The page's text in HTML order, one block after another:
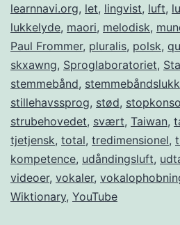
learnnavi.org, let, lingvist, luft,
lukkelyde, maori, melodisk,
Paul Frommer, pluralis, polsk,
skxawng, Sproglaboratoriet,
stemmebånd,
stillehavssprog, stød,
strubehovedet, svært, Taiwan,
tjetjensk, total, tredimensionel,
kompetence, udåndingsluft,
videoer, vokaler,
Wiktionary, YouTube